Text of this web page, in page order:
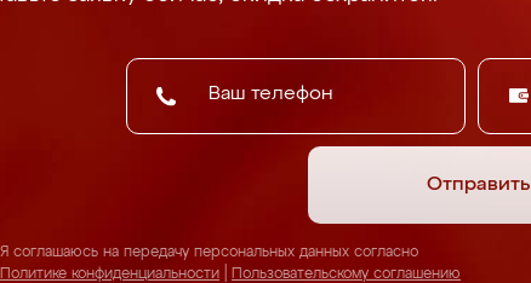
Отправить
Я соглашаюсь на передачу персональных данных согласно
Политике конфиденциальности
Пользовательскому соглашению